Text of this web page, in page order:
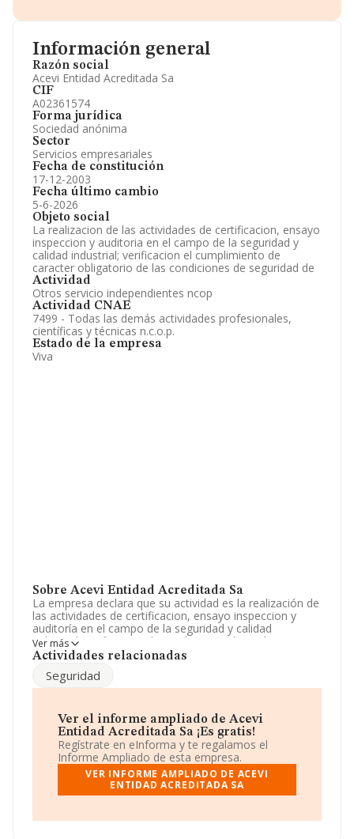
Información general
Razón social
Acevi Entidad Acreditada Sa
CIF
A02361574
Forma jurídica
Sociedad anónima
Sector
Servicios empresariales
Fecha de constitución
17-12-2003
Fecha último cambio
5-6-2026
Objeto social
La realizacion de las actividades de certificacion, ensayo
inspeccion y auditoria en el campo de la seguridad y
calidad industrial; verificacion el cumplimiento de
caracter obligatorio de las condiciones de seguridad de
Actividad
Otros servicio independientes ncop
Actividad CNAE
7499 - Todas las demás actividades profesionales,
científicas y técnicas n.c.o.p.
Estado de la empresa
Viva
Sobre Acevi Entidad Acreditada Sa
La empresa declara que su actividad es la realización de
las actividades de certificacion, ensayo inspeccion y
auditoría en el campo de la seguridad y calidad
industrial; verificacion el cumplimiento de carácter
obligatorio de las condiciones de seguridad de. La
CNAE corresponde a 7499 con código '%cnae%'. La
empresa no tiene actividad en mercados exteriores.
La compañíaAcevi Entidad Acreditada S.A
A02361574, tiene su domicilio social establecido en
Calle Zapateros núm. 4, (02001), Albacete, Castilla-la
Mancha.
En base a la información de la que dispone INFORMA
sobre 26.323 compañías, a nivel nacional la facturación
todas las compañías es de 453 mil euros de ventas en
Ver más
Actividades relacionadas
Seguridad
Ver el informe ampliado de Acevi
Entidad Acreditada Sa ¡Es gratis!
Regístrate en eInforma y te regalamos el
Informe Ampliado de esta empresa.
VER INFORME AMPLIADO DE ACEVI
ENTIDAD ACREDITADA SA
Información oficial y registral complementaria.